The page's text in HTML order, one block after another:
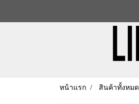
หน้าแรก สินค้าทั้งหมด